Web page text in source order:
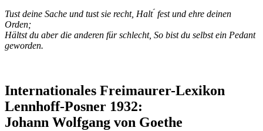
Tust deine Sache und tust sie recht, Halt ́ fest und ehre deinen
Orden;
Hältst du aber die anderen für schlecht, So bist du selbst ein Pedant
geworden.
Internationales Freimaurer-Lexikon
Lennhoff-Posner 1932:
Johann Wolfgang von Goethe